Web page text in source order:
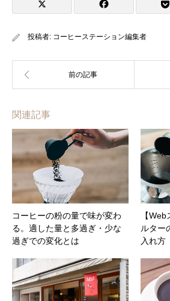
投稿者: コーヒーステーション編集者
関連記事
コーヒーの粉の量で味が変わ
る。適した量と多過ぎ・少な
過ぎでの変化とは
【
ルター
入れ方